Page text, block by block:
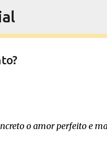
o amor perfeito e